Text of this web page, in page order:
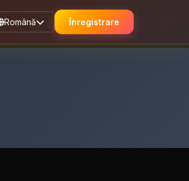
Română Înregistrare